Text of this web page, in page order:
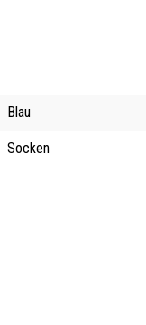
Blau
Socken